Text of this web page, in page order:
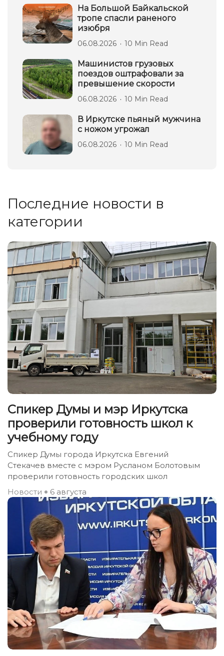
На Большой Байкальской
тропе спасли раненого
изюбря
06.08.2026 10 Min Read
Машинистов грузовых
поездов оштрафовали за
превышение скорости
06.08.2026 10 Min Read
В Иркутске пьяный мужчина
с ножом угрожал
06.08.2026 10 Min Read
Последние новости в
категории
Спикер Думы и мэр Иркутска
проверили готовность школ к
учебному году
Спикер Думы города Иркутска Евгений
Стекачев вместе с мэром Русланом Болотовым
проверили готовность городских школ
Новости
6 августа